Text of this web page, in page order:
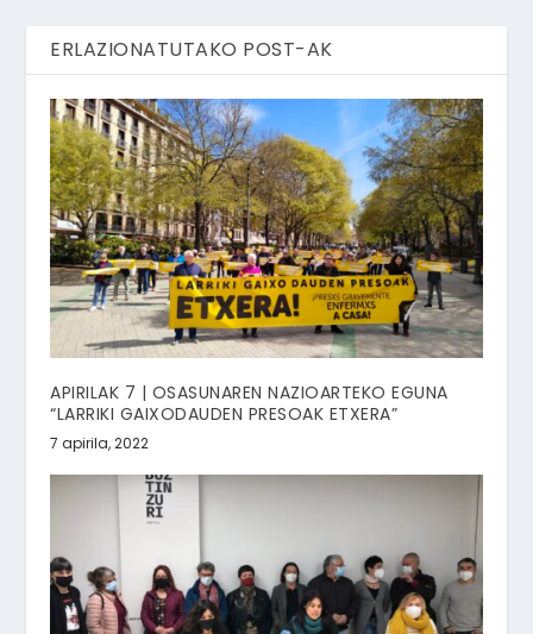
ERLAZIONATUTAKO POST-AK
APIRILAK 7 | OSASUNAREN NAZIOARTEKO EGUNA
“LARRIKI GAIXODAUDEN PRESOAK ETXERA”
7 apirila, 2022